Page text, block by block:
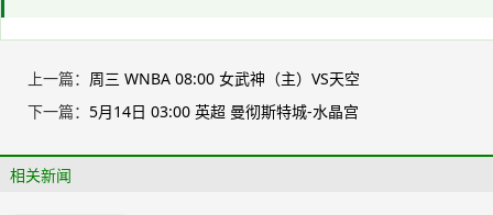
上一篇： 周三 WNBA 08:00 女武神（主）VS天空
下一篇： 5月14日 03:00 英超 曼彻斯特城-水晶宫
相关新闻